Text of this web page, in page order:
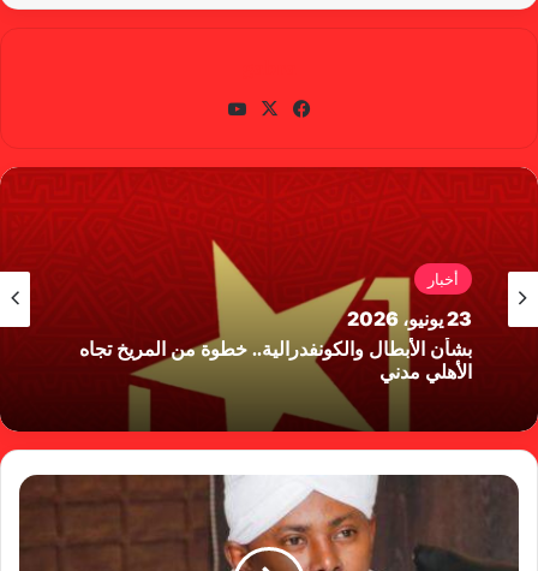
في
وك
X
أخبار
23 يونيو، 2026
بشأن الأبطال والكونفدرالية.. خطوة من المريخ تجاه
الأهلي مدني